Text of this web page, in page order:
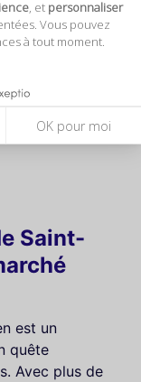
, et personnaliser
Vous pouvez
à tout moment.
OK pour moi
Saint-
est un
quête
Avec plus de